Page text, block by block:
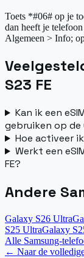
Toets *#06# op je
dan heeft je
Algemeen > Info;
S23 FE
Kan ik een
gebruiken op de
Hoe activeer
Werkt een
FE?
Andere
Galaxy S26 Ultra
S25 UltraGalaxy
Alle Samsung-
← Naar de